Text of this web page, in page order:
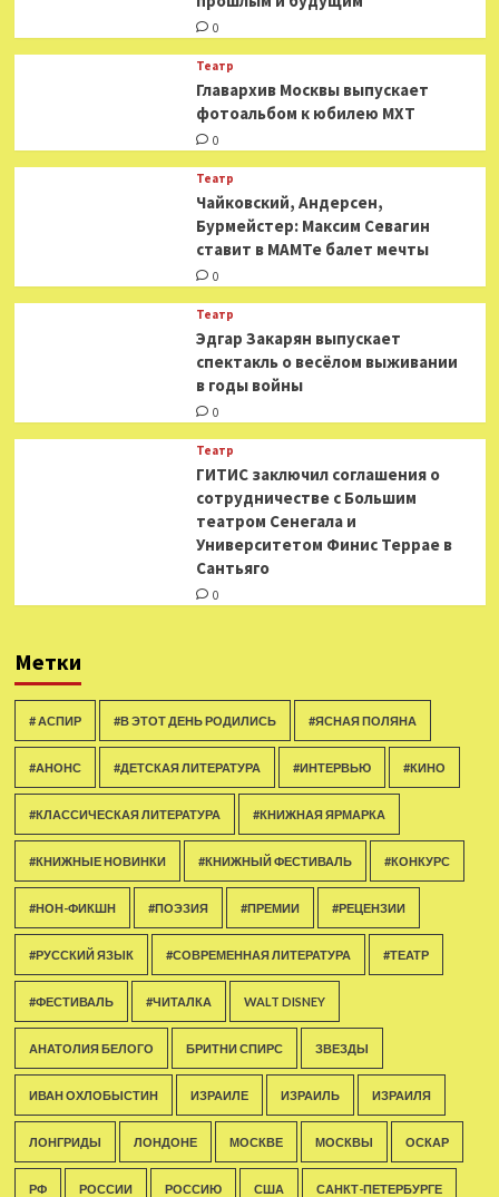
0
Театр
​​Главархив Москвы выпускает
фотоальбом к юбилею МХТ
0
Театр
​​Чайковский, Андерсен,
Бурмейстер: Максим Севагин
ставит в МАМТе балет мечты
0
Театр
Эдгар Закарян выпускает
спектакль о весёлом выживании
в годы войны
0
Театр
ГИТИС заключил соглашения о
сотрудничестве с Большим
театром Сенегала и
Университетом Финис Террае в
Сантьяго
0
Метки
# АСПИР #В ЭТОТ ДЕНЬ РОДИЛИСЬ #ЯСНАЯ ПОЛЯНА
#АНОНС #ДЕТСКАЯ ЛИТЕРАТУРА #ИНТЕРВЬЮ #КИНО
#КЛАССИЧЕСКАЯ ЛИТЕРАТУРА #КНИЖНАЯ ЯРМАРКА
#КНИЖНЫЕ НОВИНКИ #КНИЖНЫЙ ФЕСТИВАЛЬ #КОНКУРС
#НОН-ФИКШН #ПОЭЗИЯ #ПРЕМИИ #РЕЦЕНЗИИ
#РУССКИЙ ЯЗЫК #СОВРЕМЕННАЯ ЛИТЕРАТУРА #ТЕАТР
#ФЕСТИВАЛЬ #ЧИТАЛКА WALT DISNEY
АНАТОЛИЯ БЕЛОГО БРИТНИ СПИРС ЗВЕЗДЫ
ИВАН ОХЛОБЫСТИН ИЗРАИЛЕ ИЗРАИЛЬ ИЗРАИЛЯ
ЛОНГРИДЫ ЛОНДОНЕ МОСКВЕ МОСКВЫ ОСКАР
РФ РОССИИ РОССИЮ США САНКТ-ПЕТЕРБУРГЕ